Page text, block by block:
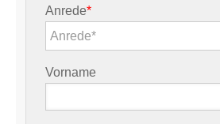
Anrede*
Anrede*
Vorname